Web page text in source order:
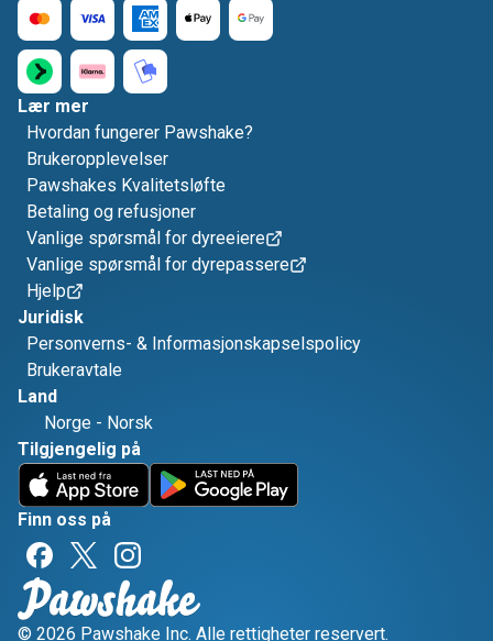
Lær mer
Hvordan fungerer Pawshake?
Brukeropplevelser
Pawshakes Kvalitetsløfte
Betaling og refusjoner
Vanlige spørsmål for dyreeiere
Vanlige spørsmål for dyrepassere
Hjelp
Juridisk
Personverns- & Informasjonskapselspolicy
Brukeravtale
Land
Norge - Norsk
Tilgjengelig på
Finn oss på
© 2026 Pawshake Inc. Alle rettigheter reservert.